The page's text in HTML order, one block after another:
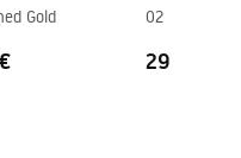
Gold
02 Chrome
29,00 €